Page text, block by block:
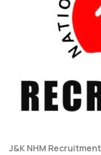
J&K NHM